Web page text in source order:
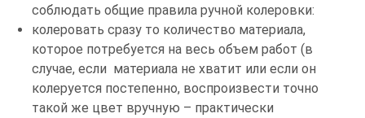
соблюдать общие правила ручной колеровки:
колеровать сразу то количество материала,
которое потребуется на весь объем работ (в
случае, если материала не хватит или если он
колеруется постепенно, воспроизвести точно
такой же цвет вручную – практически